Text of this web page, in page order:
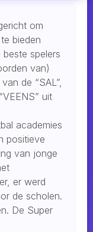
om
bieden
spelers
van)
de “SAL”,
uit
academies
positieve
van jonge
er werd
de scholen.
De Super